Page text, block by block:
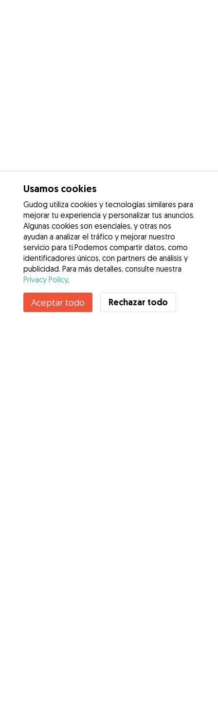
Contacta con Raquel
¿Conoces los Beneficios de Gudog? Ver más
Usamos cookies
Gudog utiliza cookies y tecnologías similares para
mejorar tu experiencia y personalizar tus anuncios.
Algunas cookies son esenciales, y otras nos
ayudan a analizar el tráfico y mejorar nuestro
servicio para ti.Podemos compartir datos, como
identificadores únicos, con partners de análisis y
publicidad. Para más detalles, consulte nuestra
Privacy Policy.
Aceptar todo Rechazar todo